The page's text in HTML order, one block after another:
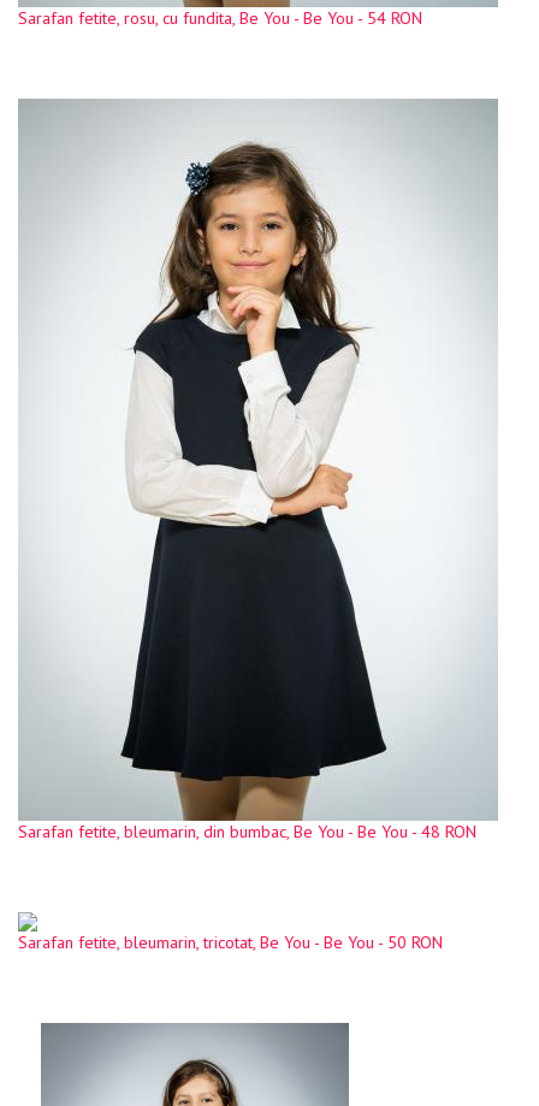
Sarafan fetite, rosu, cu fundita, Be You - Be You - 54 RON
Sarafan fetite, bleumarin, din bumbac, Be You - Be You - 48 RON
Sarafan fetite, bleumarin, tricotat, Be You - Be You - 50 RON